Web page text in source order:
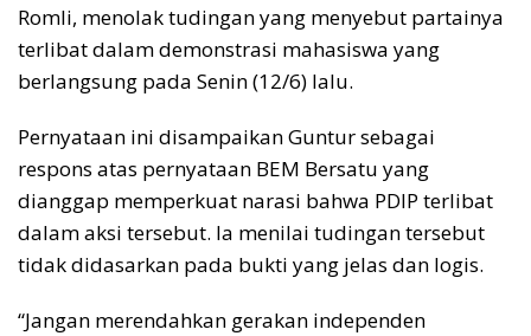
Romli, menolak tudingan yang menyebut partainya
terlibat dalam demonstrasi mahasiswa yang
berlangsung pada Senin (12/6) lalu.
Pernyataan ini disampaikan Guntur sebagai
respons atas pernyataan BEM Bersatu yang
dianggap memperkuat narasi bahwa PDIP terlibat
dalam aksi tersebut. Ia menilai tudingan tersebut
tidak didasarkan pada bukti yang jelas dan logis.
“Jangan merendahkan gerakan independen